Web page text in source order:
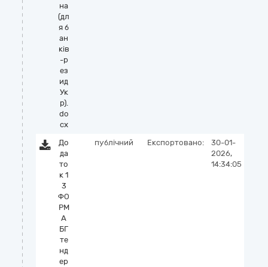
на
(дл
я б
ан
ків
-р
ез
ид
Ук
р).
do
cx
До
да
то
к 1
3
ФО
РМ
А
БГ
те
нд
ер
публічний Експортовано:
30-01-
2026,
14:34:05